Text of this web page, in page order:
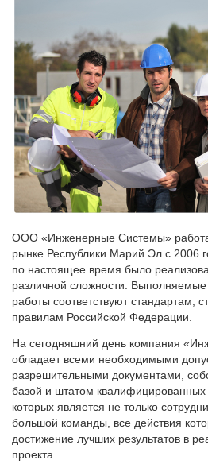
ООО «Инженерные Системы»
рынке Республики Марий Эл с 2006
по настоящее время было
различной сложности.
работы соответствуют стандартам,
правилам Российской Федерации.
На сегодняшний день компания
обладает всеми необходимыми
разрешительными документами,
базой и штатом
которых является не только
большой команды, все действия
достижение лучших результатов в
проекта.